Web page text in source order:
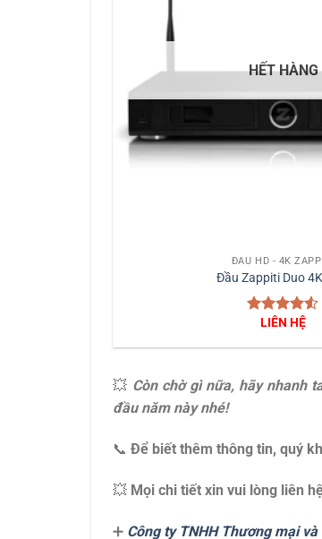
HẾT HÀNG
ĐẦU HD - 4K
Đầu Zappiti Duo
Được xếp
5 sao
LIÊN HỆ
💥 Còn chờ gì nữa, hãy nhanh
đầu năm này nhé!
📞 Để biết thêm thông tin, quý
💥 Mọi chi tiết xin vui lòng liên
➕ Công ty TNHH Thương mại